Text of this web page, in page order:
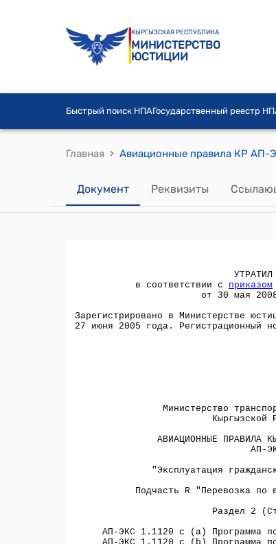
КЫРГЫЗСКАЯ РЕСПУБЛИКА
МИНИСТЕРСТВО
ЮСТИЦИИ
Быстрый поиск НПАГосударственный реестр
Главная ›
Документ Реквизиты